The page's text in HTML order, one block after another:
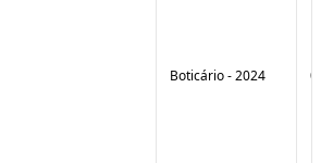
Boticário - 2024